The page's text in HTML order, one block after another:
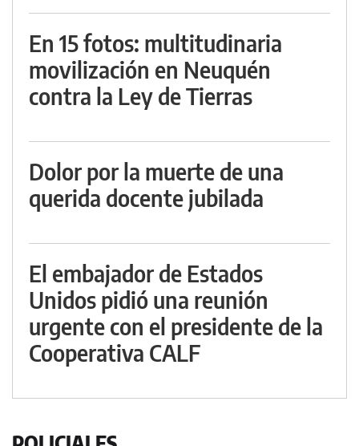
En 15 fotos: multitudinaria
movilización en Neuquén
contra la Ley de Tierras
Dolor por la muerte de una
querida docente jubilada
El embajador de Estados
Unidos pidió una reunión
urgente con el presidente de la
Cooperativa CALF